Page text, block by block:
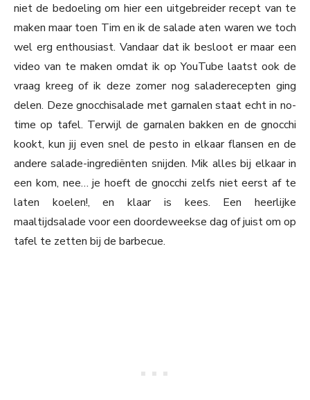
niet de bedoeling om hier een uitgebreider recept van te
maken maar toen Tim en ik de salade aten waren we toch
wel erg enthousiast. Vandaar dat ik besloot er maar een
video van te maken omdat ik op YouTube laatst ook de
vraag kreeg of ik deze zomer nog saladerecepten ging
delen. Deze gnocchisalade met garnalen staat echt in no-
time op tafel. Terwijl de garnalen bakken en de gnocchi
kookt, kun jij even snel de pesto in elkaar flansen en de
andere salade-ingrediënten snijden. Mik alles bij elkaar in
een kom, nee… je hoeft de gnocchi zelfs niet eerst af te
laten koelen!, en klaar is kees. Een heerlijke
maaltijdsalade voor een doordeweekse dag of juist om op
tafel te zetten bij de barbecue.